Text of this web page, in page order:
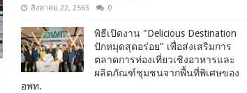
สิงหาคม 22, 2563 0
พิธีเปิดงาน "Delicious Destination
ปักหมุดสุดอร่อย" เพื่อส่งเสริมการ
ตลาดการท่องเที่ยวเชิงอาหารและ
ผลิตภัณฑ์ชุมชนจากพื้นที่พิเศษของ
อพท.